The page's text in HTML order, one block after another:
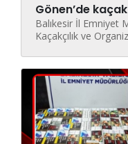
Gönen’de
Balıkesir İl Emniyet
Kaçakçılık ve